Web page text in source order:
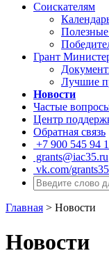
Соискателям
Грант
Лучшие
Новости
Частые
Центр
Обратная связь
+7 900 545 94
grants@iac35.ru
vk.com/grants35
Главная > Новости
Новости